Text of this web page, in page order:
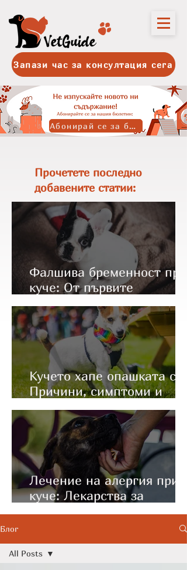
Запази час за консултация сега
Абонирай се за бюлетина
Прочетете последно
добавените статии:
Фалшива бременност при
куче: От първите
симптоми до правилното
лечение
Кучето хапе опашката си:
Причини, симптоми и
какво да направите
Лечение на алергия при
куче: Лекарства за
имунотерапия (Apoquel и
Блог
All Posts